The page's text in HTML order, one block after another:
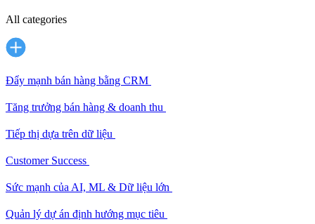
All categories
Đẩy mạnh bán hàng bằng CRM
Tăng trưởng bán hàng & doanh thu
Tiếp thị dựa trên dữ liệu
Customer Success
Sức mạnh của AI, ML & Dữ liệu lớn
Quản lý dự án định hướng mục tiêu